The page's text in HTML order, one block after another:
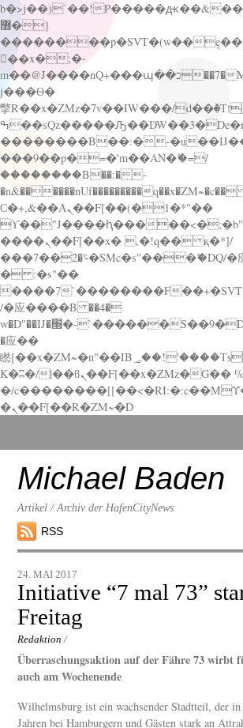
b�>j��)΄��!
޶�}
��������p�SVT�(w��
��x�;�-
m��@J����nQ+���պ��כ��7�Ma�jf��J��ͱ4
j���Ѳ�
撆R��x�ZMz�7v��IW���/d��ٞ�Тז�c�ZM~�ji��
ߒ��sQz�����Ԡ��DW��3�De�n"��M�+/
��������B��:�-
���9��p�=�'m��AN�ޭ�=/
��������B��:�-
�n&������nUf���������q��x�ZM~�
Ϲ�+,&��Ὰܢ��F[��(�1�*"��
ϒ��"J����ԧ���
����ܢ��F[��x� ,�!q�� қ�*]/
���؝�2��7�SMc�s"���ޭ�DQ/�应�ܢ��F_��!
� :�s"��
����7`��������F
/�应����B ��4�
w�D"��IJ�׭�-`������S��9�Dr�ji��EJ߅��gJ
�应��
矁[��x�ZM~�n"��IB؃��!'����Тѕ��+��(m��I
K�ʭ�/|��ϐܢ��F[��x�ZMz�G�� %嬩
�/
�ܢ��F[��R�ZM~�D
down
contentMichael Baden
Artikel / Archiv der HafenCityNews
RSS
24. MAI 2017
Initiative “7 mal 73”
Freitag
Redaktion /
Überraschungsaktion auf der Fähre 73 wirbt
auch am Wochenende
Wilhelmsburg ist ein wachsender Stadtteil, der in
Jahren bei Hamburgern und Gästen stark an